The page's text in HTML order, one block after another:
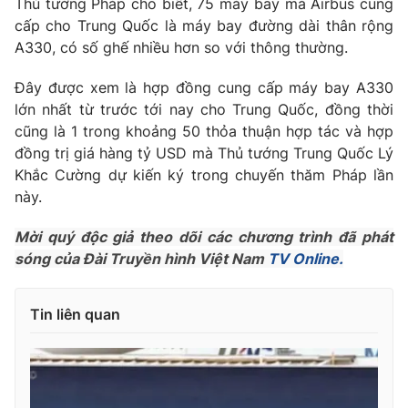
Phim VTV
Hậu trường
Nhân vật
Khán giả
Giải sao mai
Giải trí
Điện ảnh
Âm nhạc
Sao
Du lịch
Làm đẹp
Chất lượng cuộc sống
Giáo dục
Tuyển sinh
Học trực tuyến
Công nghệ
Sản phẩm
Tư vấn
Giao lưu trực tuyến
Chuyên mục khác
Emagazine
Thủ tướng Pháp cho biết, 75 máy bay mà Airbus cung
cấp cho Trung Quốc là máy bay đường dài thân rộng
A330, có số ghế nhiều hơn so với thông thường.
Đây được xem là hợp đồng cung cấp máy bay A330
lớn nhất từ trước tới nay cho Trung Quốc, đồng thời
cũng là 1 trong khoảng 50 thỏa thuận hợp tác và hợp
đồng trị giá hàng tỷ USD mà Thủ tướng Trung Quốc Lý
Khắc Cường dự kiến ký trong chuyến thăm Pháp lần
này.
Mời quý độc giả theo dõi các chương trình đã phát
sóng của Đài Truyền hình Việt Nam TV Online.
Tin liên quan